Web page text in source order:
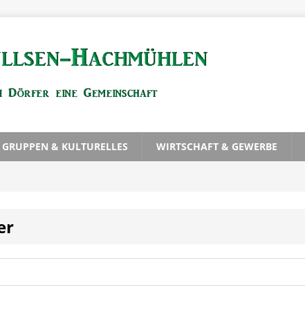
& KULTURELLES WIRTSCHAFT & GEWERBE